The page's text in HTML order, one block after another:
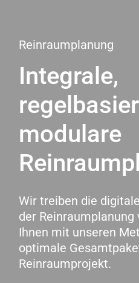
Reinraumplanung
Integrale,
modulare
Wir treiben die
der
Ihnen mit unseren
optimale
Reinraumprojekt.